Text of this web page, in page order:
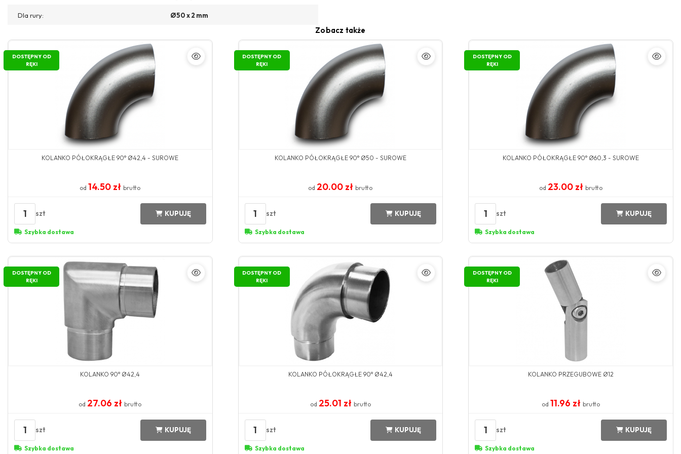
Dla rury: Ø50 x 2 mm
Zobacz także
DOSTĘPNY OD
RĘKI
KOLANKO PÓŁOKRĄGŁE 90° Ø42,4 - SUROWE
od14.50 złbrutto
1 szt KUPUJĘ
Szybka dostawa
DOSTĘPNY OD
RĘKI
KOLANKO PÓŁOKRĄGŁE 90° Ø50 - SUROWE
od 20.00 złbrutto
1 szt KUPUJĘ
Szybka dostawa
DOSTĘPNY OD
RĘKI
KOLANKO PÓŁOKRĄGŁE 90° Ø60,3 - SUROWE
od 23.00 złbrutto
1 szt KUPUJĘ
Szybka dostawa
DOSTĘPNY OD
RĘKI
KOLANKO 90° Ø42,4
od 27.06 złbrutto
1 szt KUPUJĘ
Szybka dostawa
DOSTĘPNY OD
RĘKI
KOLANKO PÓŁOKRĄGŁE 90° Ø42,4
od 25.01 zł brutto
1 szt KUPUJĘ
Szybka dostawa
DOSTĘPNY OD
RĘKI
KOLANKO PRZEGUBOWE Ø12
od11.96 złbrutto
1 szt KUPUJĘ
Szybka dostawa